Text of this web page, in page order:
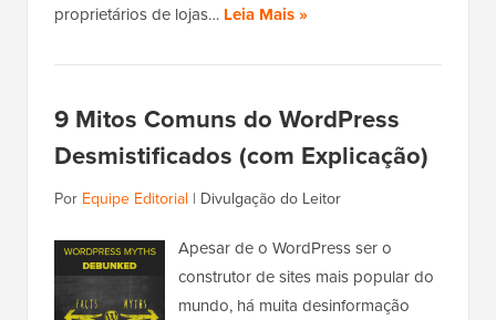
proprietários de lojas… Leia Mais »
9 Mitos Comuns do WordPress
Desmistificados (com Explicação)
Por Equipe Editorial | Divulgação do Leitor
Apesar de o WordPress ser o
construtor de sites mais popular do
mundo, há muita desinformação